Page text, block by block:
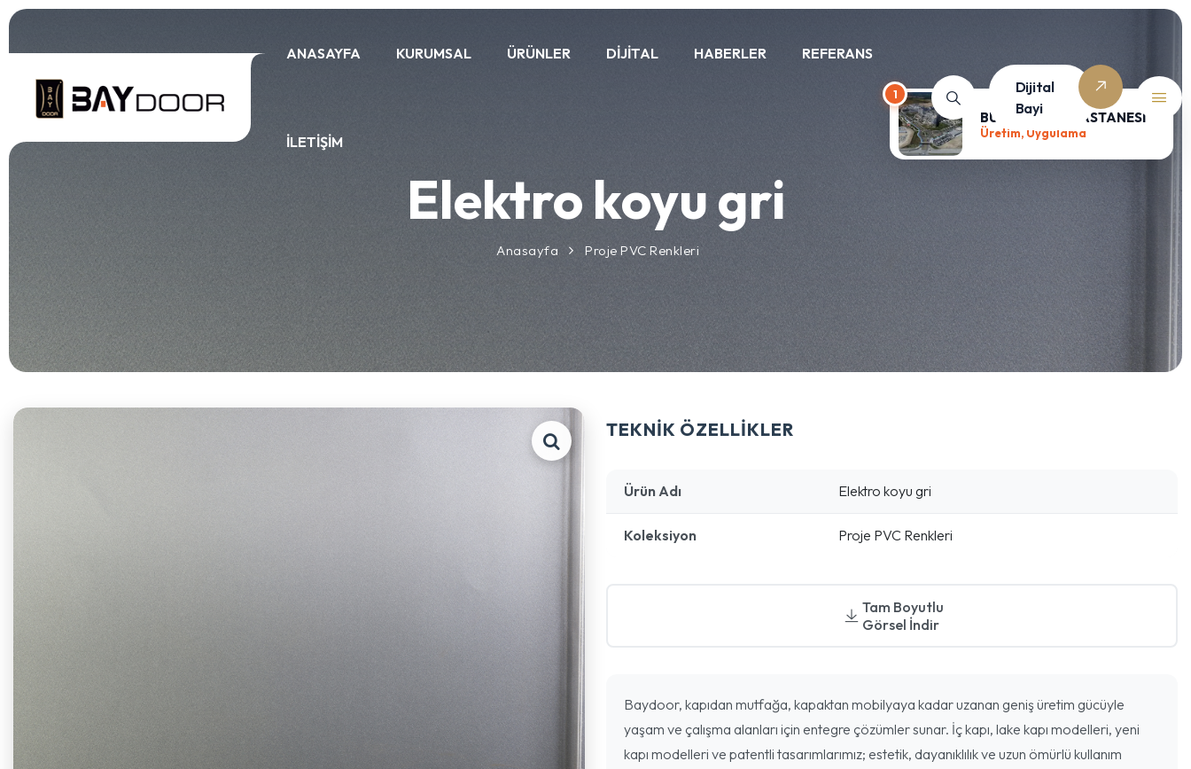
ANASAYFA KURUMSAL ÜRÜNLER DIJITAL HABERLER REFERANS
İLETIŞIM
Dijital
Bayi
Elektro koyu gri
Anasayfa Proje PVC Renkleri
TEKNİK ÖZELLİKLER
Ürün Adı Elektro koyu gri
Koleksiyon Proje PVC Renkleri
Tam Boyutlu
Görsel İndir
Baydoor, kapıdan mutfağa, kapaktan mobilyaya kadar uzanan geniş üretim gücüyle
yaşam ve çalışma alanları için entegre çözümler sunar. İç kapı, lake kapı modelleri, yeni
kapı modelleri ve patentli tasarımlarımız; estetik, dayanıklılık ve uzun ömürlü kullanım
BURSA ŞEHİR HASTANESİ
Üretim, Uygulama
1